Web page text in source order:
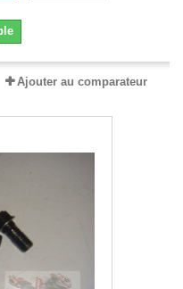
Ajouter au comparateur